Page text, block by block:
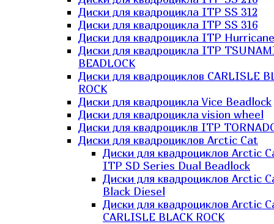
Диски для квадроцикла ITP SS 312
Диски для квадроцикла ITP SS 316
Диски для квадроцикла ITP Hurricane
Диски для квадроцикла ITP
BEADLOCK
Диски для квадроциклов CARLISLE
ROCK
Диски для квадроцикла Vice Beadlock
Диски для квадроцикла vision wheel
Диски для квадроциклв ITP
Диски для квадроциклов Arctic Cat
Диски для квадроциклов Arctic
ITP SD Series Dual Beadlock
Диски для квадроциклов Arctic
Black Diesel
Диски для квадроциклов Arctic
CARLISLE BLACK ROCK